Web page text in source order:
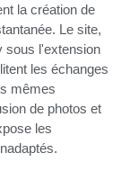
la création de
Le site,
sous l'extension
les échanges
mêmes
de photos et
les